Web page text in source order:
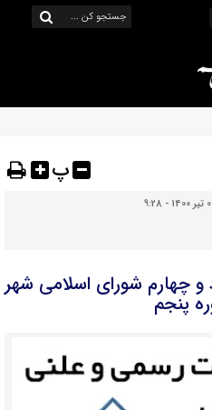
پ
- 9:28
چهارم شورای اسلامی شهر
پنجم